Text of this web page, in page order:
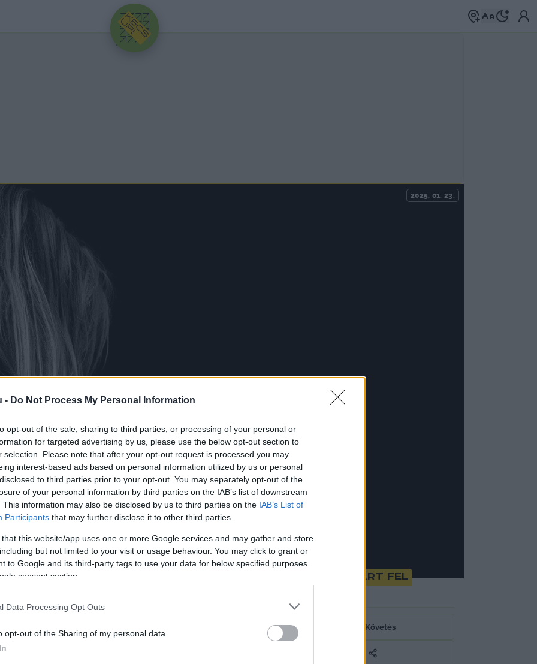
- Do Not Process My Personal Information
opt-out of the sale, sharing to third parties, or processing of your personal or
for targeted advertising by us, please use the below opt-out section to
selection. Please note that after your opt-out request is processed you may
interest-based ads based on personal information utilized by us or personal
to third parties prior to your opt-out. You may separately opt-out of the
of your personal information by third parties on the IAB’s list of downstream
This information may also be disclosed by us to third parties on the IAB’s List of
Participants that may further disclose it to other third parties.
that this website/app uses one or more Google services and may gather and store
but not limited to your visit or usage behaviour. You may click to grant or
to Google and its third-party tags to use your data for below specified purposes
consent section.
Data Processing Opt Outs
opt-out of the Sharing of my personal data.
HIRDETÉS
2025. 01. 23.
életvitelt célzó vizsgálat eddig 75 esetben tárt fel
Követés